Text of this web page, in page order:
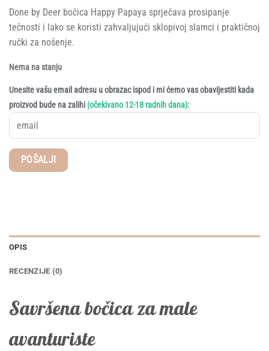
Done by Deer bočica Happy Papaya sprječava prosipanje
tečnosti i lako se koristi zahvaljujući sklopivoj slamci i praktičnoj
ručki za nošenje.
Nema na stanju
Unesite vašu email adresu u obrazac ispod i mi ćemo vas obavijestiti kada
proizvod bude na zalihi (očekivano 12-18 radnih dana):
OPIS
RECENZIJE (0)
Savršena bočica za male
avanturiste